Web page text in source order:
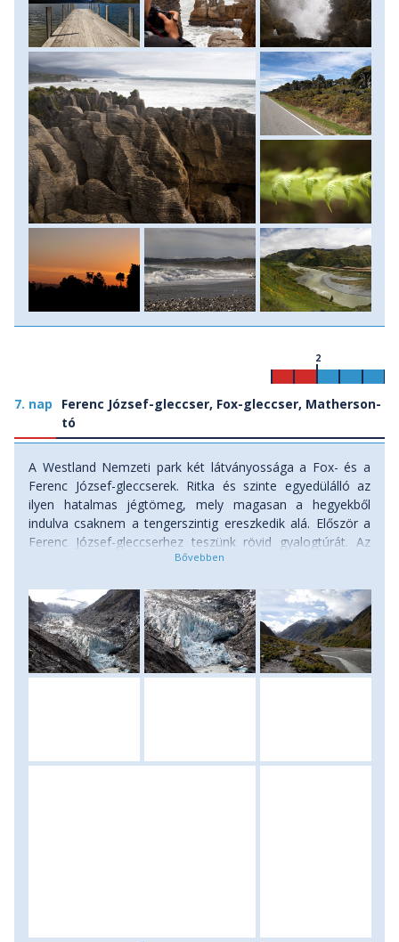
Greymouth egyik jáde csiszoló műhelyében, hogy
megismerkedjünk a zöld kő történetével és a hozzá
kapcsolódó mítoszokkal. A késő délutáni órákban érkezünk
meg a Fox-gleccser lábánál fekvő szállásunkra, ahol a
következő két éjszakát töltjük. Szállás: apartmanban vagy
szállóban.
7. nap
Ferenc József-gleccser, Fox-gleccser, Matherson-
tó
2
A Westland Nemzeti park két látványossága a Fox- és a
Ferenc József-gleccserek. Ritka és szinte egyedülálló az
ilyen hatalmas jégtömeg, mely magasan a hegyekből
indulva csaknem a tengerszintig ereszkedik alá. Először a
Ferenc József-gleccserhez teszünk rövid gyalogtúrát. Az
olvadt jég táplálta folyó völgyében haladunk, hogy a
folyamán fakultatív keretek között vezetett gleccsertúrára
és helikopteres repülésre is nyílik lehetőség. Délután
felkeressük a kevésbé látogatott, de egyesek szerint
látványosabb Fox-gleccsert. Égbetörő sziklafalak alatt, kék
tavak mentén túrázunk, majd a napnyugta közeledtével Új-
km, menetidő: 1,5 óra, túra a Fox gleccserhez: 3 km,